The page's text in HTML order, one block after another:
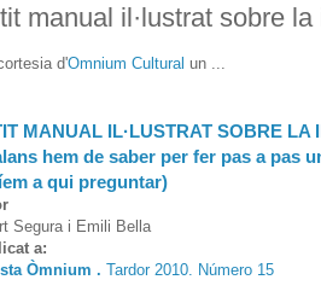
manual il·lustrat sobre
d'Omnium Cultural un ...
MANUAL IL·LUSTRAT SOBRE
hem de saber per fer pas a pas
a qui preguntar)
Segura i Emili Bella
a:
Òmnium . Tardor 2010. Número 15